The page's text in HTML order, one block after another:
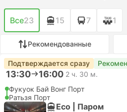
Все23 15 7 1
Рекомендованные
Подтверждается сразу
13:30 16:00 2 ч. 30 м.
Фукуок Бай Вонг Порт
Ратьзя Порт
Eco | Паром